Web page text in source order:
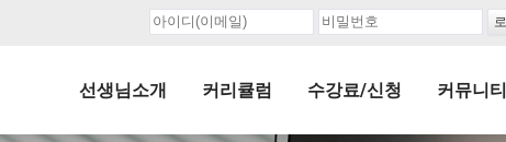
선생님소개 커리큘럼 수강료/신청 커뮤니티